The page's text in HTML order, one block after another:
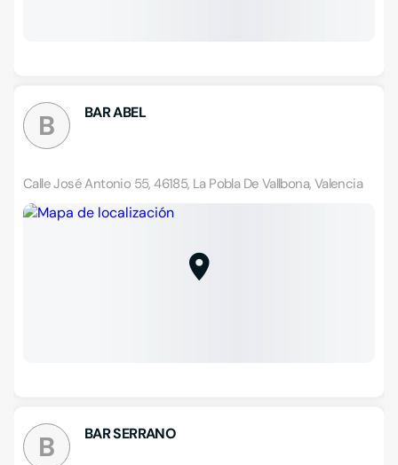
B BAR ABEL
Calle José Antonio 55, 46185, La Pobla De Vallbona, Valencia
B BAR SERRANO